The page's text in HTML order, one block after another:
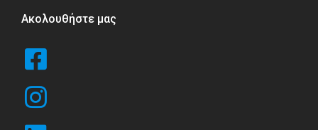
Ακολουθήστε μας